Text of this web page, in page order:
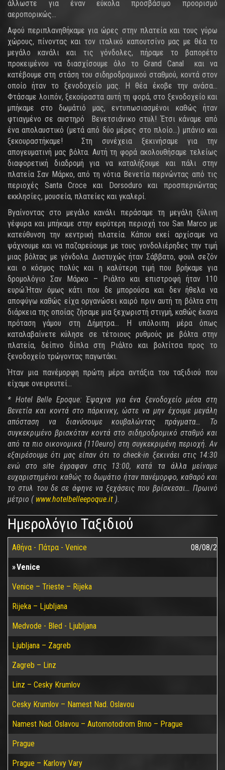
άλλωστε για έναν εύκολα προσβάσιμο προορισμό
αεροπορικώς…
Αφού περιπλανηθήκαμε για ώρες στην πλατεία και τους γύρω
χώρους, πίνοντας και τον ιταλικό καπουτσίνο μας με θέα το
μεγάλο κανάλι και τις γόνδολες, πήραμε το βαπορέτο
προκειμένου να διασχίσουμε όλο το Grand Canal και να
κατέβουμε στη στάση του σιδηροδρομικού σταθμού, κοντά στον
οποίο ήταν το ξενοδοχείο μας. Η θέα έκοβε την ανάσα…
Φτάσαμε λοιπόν, ξεκούραστα αυτή τη φορά, στο ξενοδοχείο και
μπήκαμε στο δωμάτιό μας, εντυπωσιασμένοι καθώς ήταν
φτιαγμένο σε αυστηρό Βενετσιάνικο στυλ! Έτσι κάναμε από
ένα απολαυστικό (μετά από δύο μέρες στο πλοίο…) μπάνιο και
ξεκουραστήκαμε! Στη συνέχεια ξεκινήσαμε για την
απογευματινή μας βόλτα. Αυτή τη φορά ακολουθήσαμε τελείως
διαφορετική διαδρομή για να καταλήξουμε και πάλι στην
πλατεία Σαν Μάρκο, από τη νότια Βενετία περνώντας από τις
περιοχές Santa Croce και Dorsoduro και προσπερνώντας
εκκλησίες, μουσεία, πλατείες και γκαλερί.
Βγαίνοντας στο μεγάλο κανάλι περάσαμε τη μεγάλη ξύλινη
γέφυρα και μπήκαμε στην ευρύτερη περιοχή του San Marco με
κατεύθυνση την κεντρική πλατεία. Κάπου εκεί αρχίσαμε να
ψάχνουμε και να παζαρεύουμε με τους γονδολιέρηδες την τιμή
μιας βόλτας με γόνδολα. Δυστυχώς ήταν Σάββατο, φουλ σεζόν
και ο κόσμος πολύς και η καλύτερη τιμή που βρήκαμε για
δρομολόγιο Σαν Μάρκο – Ριάλτο και επιστροφή ήταν 110
ευρώ.Ήταν όμως κάτι που δε μπορούσα και δεν ήθελα να
αποφύγω καθώς είχα οργανώσει καιρό πριν αυτή τη βόλτα στη
διάρκεια της οποίας ζήσαμε μια ξεχωριστή στιγμή, καθώς έκανα
πρόταση γάμου στη Δήμητρα… Η υπόλοιπη μέρα όπως
καταλαβαίνετε κύλησε σε τέτοιους ρυθμούς με βόλτα στην
πλατεία, δείπνο δίπλα στη Ριάλτο και βολτίτσα προς το
ξενοδοχείο τρώγοντας παγωτάκι.
Ήταν μια πανέμορφη πρώτη μέρα αντάξια του ταξιδιού που
είχαμε ονειρευτεί…
* Hotel Belle Epoque: Έψαχνα για ένα ξενοδοχείο μέσα στη
Βενετία και κοντά στο πάρκινκγ, ώστε να μην έχουμε μεγάλη
απόσταση να διανύσουμε κουβαλώντας πράγματα… Το
συγκεκριμένο βρισκόταν κοντά στο σιδηροδρομικό σταθμό και
από τα πιο οικονομικά (110euro) στη συγκεκριμένη περιοχή. Αν
εξαιρέσουμε ότι μας είπαν ότι το check-in ξεκινάει στις 14:30
ενώ στο site έγραφαν στις 13:00, κατά τα άλλα μείναμε
ευχαριστημένοι καθώς το δωμάτιο ήταν πανέμορφο, καθαρό και
το στυλ του δε σε άφηνε να ξεχάσεις που βρίσκεσαι… Πρωινό
μέτριο ( www.hotelbelleepoque.it ).
Ημερολόγιο Ταξιδιού
Αθήνα - Πάτρα - Venice 08/08/
Venice
Venice – Trieste – Rijeka
Rijeka – Ljubljana
Medvode - Bled - Ljubljana
Ljubljana – Zagreb
Zagreb – Linz
Linz – Cesky Krumlov
Cesky Krumlov – Namest Nad. Oslavou
Namest Nad. Oslavou – Automotodrom Brno – Prague
Prague
Prague – Karlovy Vary